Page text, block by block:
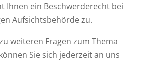
Ihnen ein Beschwerderecht bei
Aufsichtsbehörde zu.
weiteren Fragen zum Thema
Sie sich jederzeit an uns